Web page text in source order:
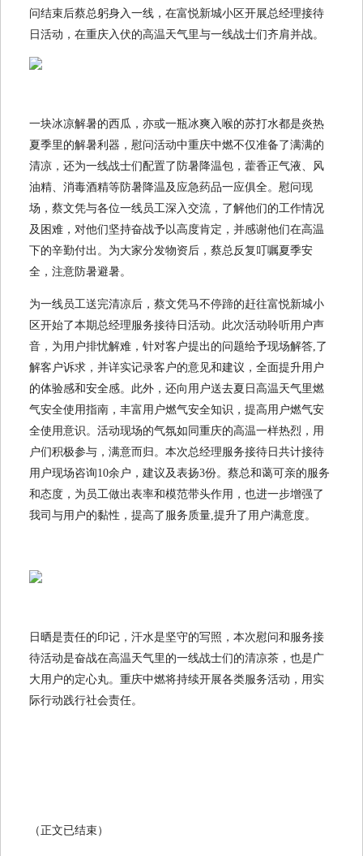
问结束后蔡总躬身入一线，在富悦新城小区开展总经理接待
日活动，在重庆入伏的高温天气里与一线战士们齐肩并战。
一块冰凉解暑的西瓜，亦或一瓶冰爽入喉的苏打水都是炎热
夏季里的解暑利器，慰问活动中重庆中燃不仅准备了满满的
清凉，还为一线战士们配置了防暑降温包，藿香正气液、风
油精、消毒酒精等防暑降温及应急药品一应俱全。慰问现
场，蔡文凭与各位一线员工深入交流，了解他们的工作情况
及困难，对他们坚持奋战予以高度肯定，并感谢他们在高温
下的辛勤付出。为大家分发物资后，蔡总反复叮嘱夏季安
全，注意防暑避暑。
为一线员工送完清凉后，蔡文凭马不停蹄的赶往富悦新城小
区开始了本期总经理服务接待日活动。此次活动聆听用户声
音，为用户排忧解难，针对客户提出的问题给予现场解答,了
解客户诉求，并详实记录客户的意见和建议，全面提升用户
的体验感和安全感。此外，还向用户送去夏日高温天气里燃
气安全使用指南，丰富用户燃气安全知识，提高用户燃气安
全使用意识。活动现场的气氛如同重庆的高温一样热烈，用
户们积极参与，满意而归。本次总经理服务接待日共计接待
用户现场咨询10余户，建议及表扬3份。蔡总和蔼可亲的服务
和态度，为员工做出表率和模范带头作用，也进一步增强了
我司与用户的黏性，提高了服务质量,提升了用户满意度。
日晒是责任的印记，汗水是坚守的写照，本次慰问和服务接
待活动是奋战在高温天气里的一线战士们的清凉茶，也是广
大用户的定心丸。重庆中燃将持续开展各类服务活动，用实
际行动践行社会责任。
（正文已结束）